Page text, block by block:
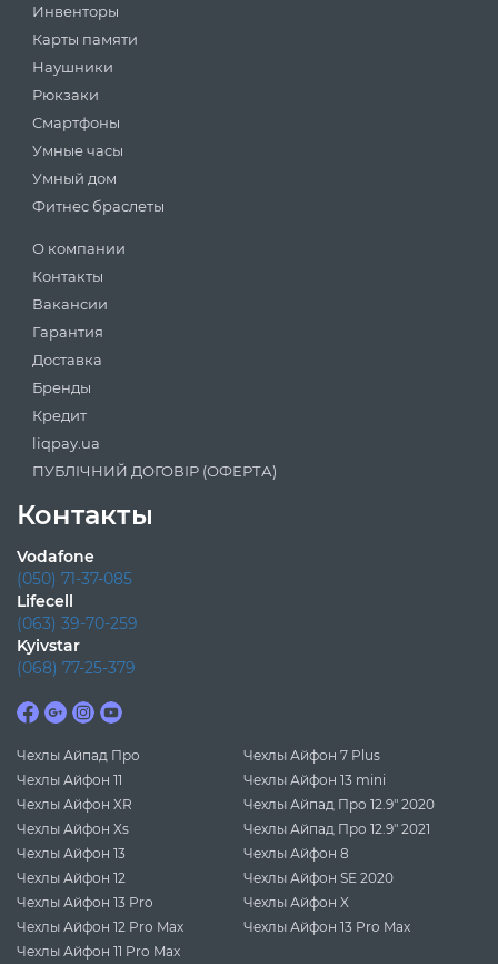
Инвенторы
Карты памяти
Наушники
Рюкзаки
Смартфоны
Умные часы
Умный дом
Фитнес браслеты
О компании
Контакты
Вакансии
Гарантия
Доставка
Бренды
Кредит
liqpay.ua
ПУБЛІЧНИЙ ДОГОВІР (ОФЕРТА)
Контакты
Vodafone
(050) 71-37-085
Lifecell
(063) 39-70-259
Kyivstar
(068) 77-25-379
Чехлы Айпад Про
Чехлы Айфон 7 Plus
Чехлы Айфон 11
Чехлы Айфон 13 mini
Чехлы Айфон XR
Чехлы Айпад Про 12.9" 2020
Чехлы Айфон Xs
Чехлы Айпад Про 12.9" 2021
Чехлы Айфон 13
Чехлы Айфон 8
Чехлы Айфон 12
Чехлы Айфон SE 2020
Чехлы Айфон 13 Pro
Чехлы Айфон X
Чехлы Айфон 12 Pro Max
Чехлы Айфон 13 Pro Max
Чехлы Айфон 11 Pro Max